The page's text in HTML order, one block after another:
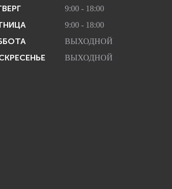
9:00 - 18:00
9:00 - 18:00
ВЫХОДНОЙ
ВЫХОДНОЙ